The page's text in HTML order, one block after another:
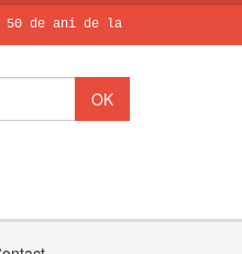
ani de la asasinarea părintelui